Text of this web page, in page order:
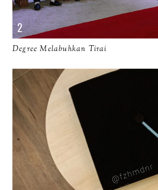
Degree Melabuhkan Tirai